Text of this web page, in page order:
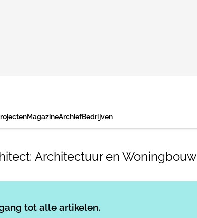
MagazineArchiefBedrijven
Architectuur en Woningbouw
tot alle artikelen.